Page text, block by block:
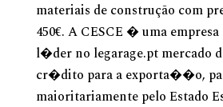
materiais de construção com
450€. A CESCE � uma
l�der no legarage.ptmercado
cr�dito para a exporta��o,
maioritariamente pelo Estado